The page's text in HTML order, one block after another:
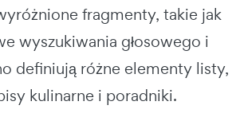
fragmenty, takie jak
wyszukiwania głosowego i
definiują różne elementy listy,
kulinarne i poradniki.